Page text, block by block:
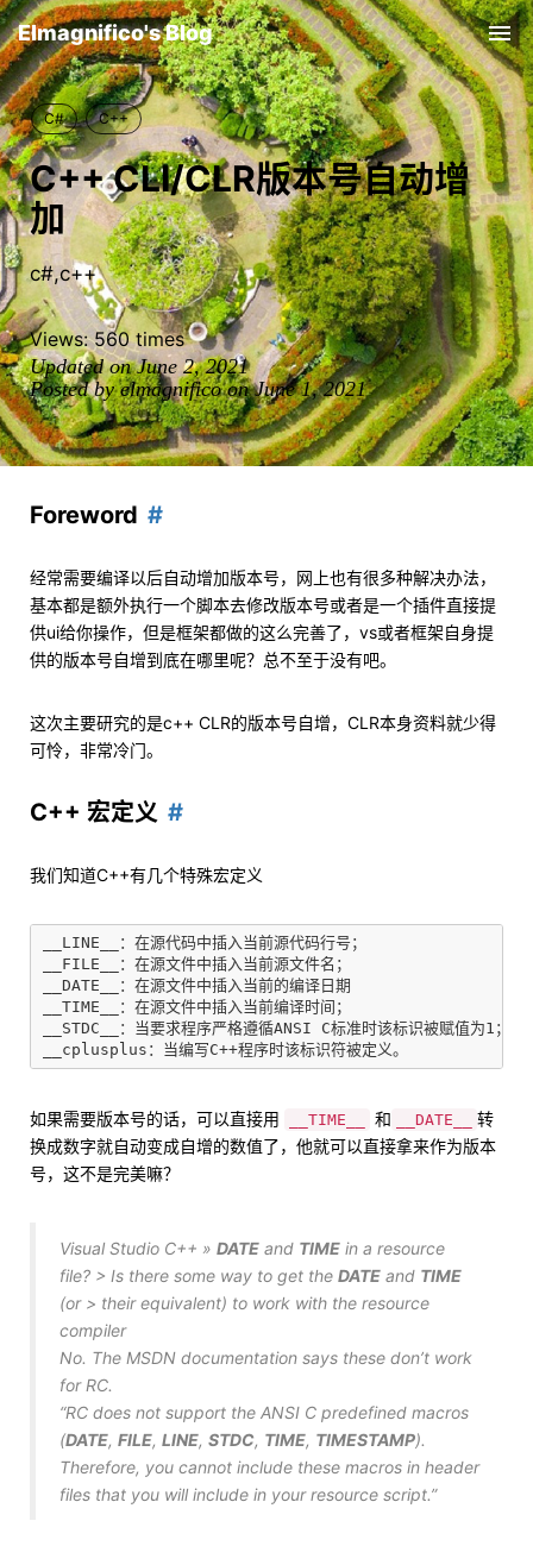
Elmagnifico's Blog
C# C++
C++ CLI/CLR版本号自动增
加
c#,c++
Views:560times
Updated on June 2, 2021
Posted by elmagnifico on June 1, 2021
Foreword
经常需要编译以后自动增加版本号，网上也有很多种解决办法，
基本都是额外执行一个脚本去修改版本号或者是一个插件直接提
供ui给你操作，但是框架都做的这么完善了，vs或者框架自身提
供的版本号自增到底在哪里呢？总不至于没有吧。
这次主要研究的是c++ CLR的版本号自增，CLR本身资料就少得
可怜，非常冷门。
C++ 宏定义
我们知道C++有几个特殊宏定义
__LINE__：在源代码中插入当前源代码行号；
__FILE__：在源文件中插入当前源文件名；
__DATE__：在源文件中插入当前的编译日期
__TIME__：在源文件中插入当前编译时间；
__STDC__：当要求程序严格遵循ANSI C标准时该标识被赋值为1；
如果需要版本号的话，可以直接用 __TIME__ 和 __DATE__
转
换成数字就自动变成自增的数值了，他就可以直接拿来作为版本
号，这不是完美嘛？
Visual Studio C++ » DATE and TIME in a resource
file? > Is there some way to get the DATE and TIME
(or > their equivalent) to work with the resource
compiler
No. The MSDN documentation says these don’t work
for RC.
“RC does not support the ANSI C predefined macros
(DATE, FILE, LINE, STDC, TIME, TIMESTAMP).
Therefore, you cannot include these macros in header
files that you will include in your resource script.”